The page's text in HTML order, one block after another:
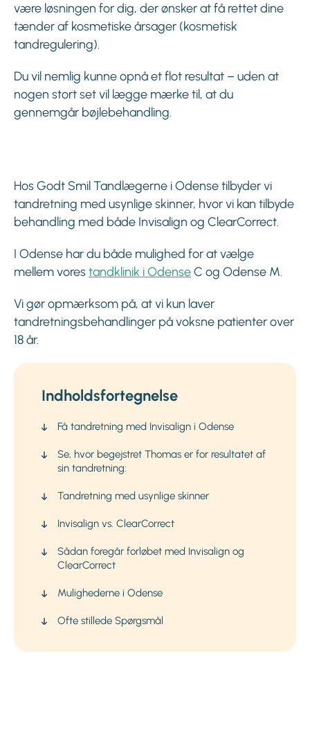
være løsningen for dig, der ønsker at få rettet dine
tænder af kosmetiske årsager (kosmetisk
tandregulering).
Du vil nemlig kunne opnå et flot resultat – uden at
nogen stort set vil lægge mærke til, at du
gennemgår bøjlebehandling.
Hos Godt Smil Tandlægerne i Odense tilbyder vi
tandretning med usynlige skinner, hvor vi kan tilbyde
behandling med både Invisalign og ClearCorrect.
I Odense har du både mulighed for at vælge
mellem vorestandklinik i OdenseC og Odense M.
Vi gør opmærksom på, at vi kun laver
tandretningsbehandlinger på voksne patienter over
18 år.
Indholdsfortegnelse
Få tandretning med Invisalign i Odense
Se, hvor begejstret Thomas er for resultatet af
sin tandretning:
Tandretning med usynlige skinner
Invisalign vs. ClearCorrect
Sådan foregår forløbet med Invisalign og
ClearCorrect
Mulighederne i Odense
Ofte stillede Spørgsmål